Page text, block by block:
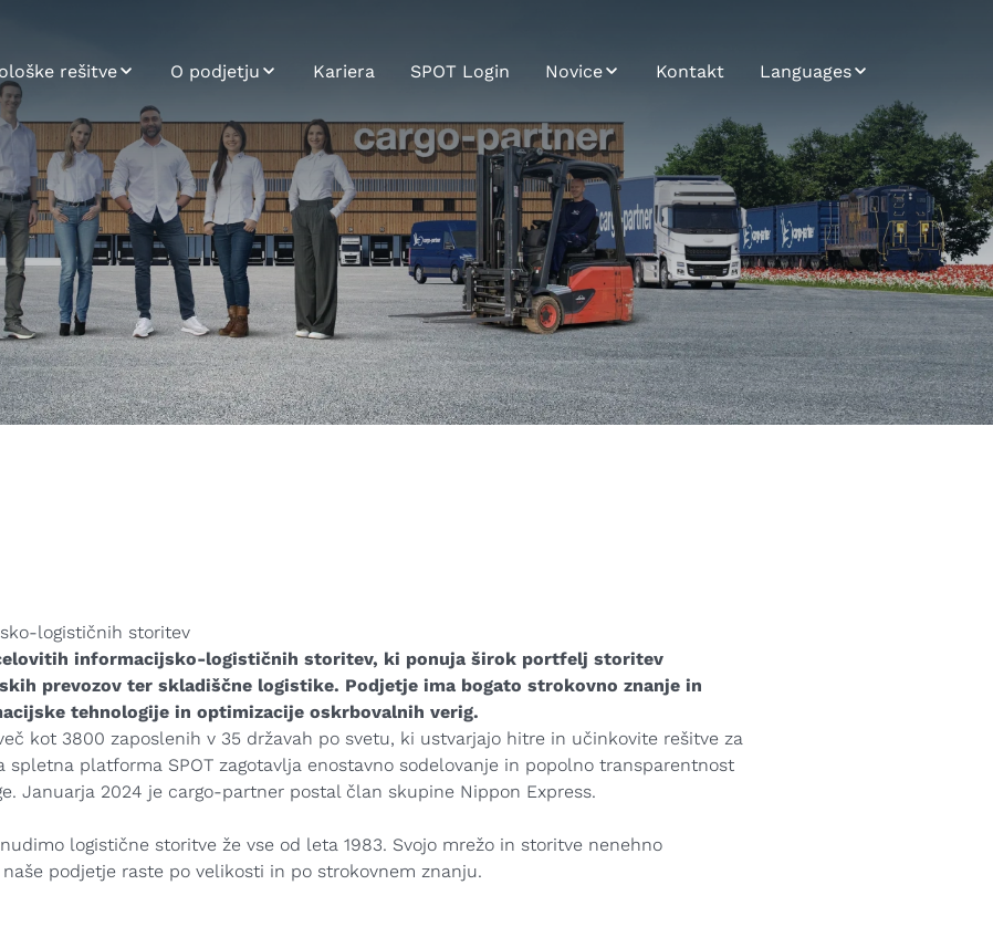
rešitve
sistema
za
in analitika
aplikacij
O podjetju
ESG - Naša zaveza
trajnosti
O nas
Zgodovina
Poslanstvo, Vizija,
Vrednote
Kariera SPOT Login Novice
Novice
Trendletter
Airfreight Insights -
novice iz sveta
letalskih prevozov
Seafreight Insights -
novice iz sveta
ladijskih prevozov
Railfreight Insights -
novice iz sveta
Kontakt Languages
Bosnian
Bulgarian
Croatian
Czech
English
German
Hungarian
logističnih storitev
informacijsko-logističnih storitev, ki ponuja širok portfelj storitev
prevozov ter skladiščne logistike. Podjetje ima bogato strokovno znanje in
tehnologije in optimizacije oskrbovalnih verig.
kot 3800 zaposlenih v 35 državah po svetu, ki ustvarjajo hitre in učinkovite rešitve za
spletna platforma SPOT zagotavlja enostavno sodelovanje in popolno transparentnost
Januarja 2024 je cargo-partner postal član skupine Nippon Express.
logistične storitve že vse od leta 1983. Svojo mrežo in storitve nenehno
podjetje raste po velikosti in po strokovnem znanju.